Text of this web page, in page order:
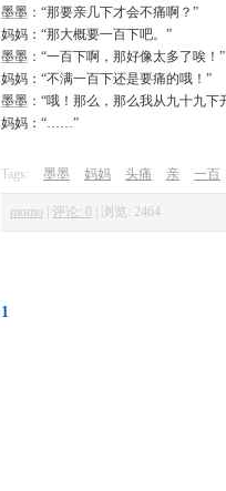
墨墨：“那要亲几下才会不痛啊？”
妈妈：“那大概要一百下吧。”
墨墨：“一百下啊，那好像太多了唉！”
妈妈：“不满一百下还是要痛的哦！”
墨墨：“哦！那么，那么我从九十九下
妈妈：“……”
Tags: 墨墨 妈妈 头痛 亲 一百
momo 评论: 0 浏览: 2464
1